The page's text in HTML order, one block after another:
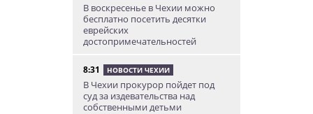
В воскресенье в Чехии можно
бесплатно посетить десятки
еврейских
достопримечательностей
8:31 НОВОСТИ ЧЕХИИ
В Чехии прокурор пойдет под
суд за издевательства над
собственными детьми